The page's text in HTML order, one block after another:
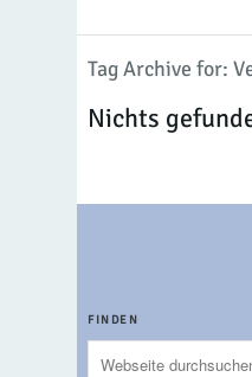
Tag Archive for:
Nichts
FINDEN